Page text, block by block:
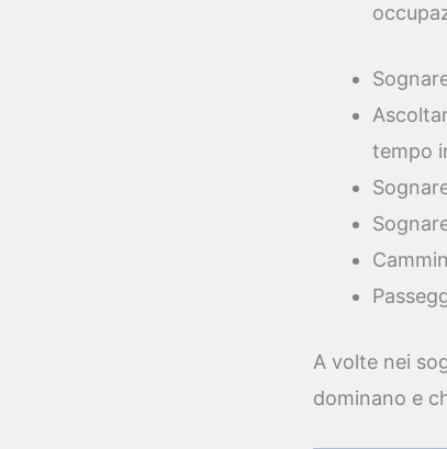
tempo
A volte nei
dominano e